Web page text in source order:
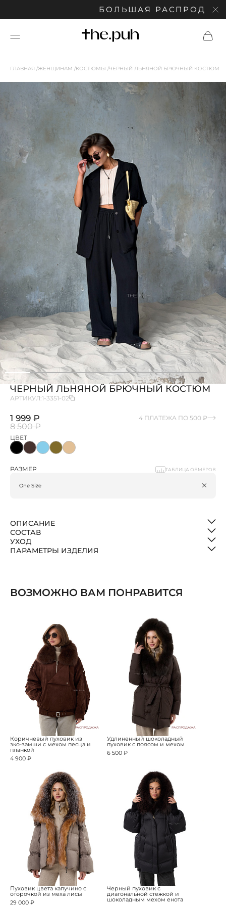
БОЛЬШАЯ РАСПРОДАЖА:
ГЛАВНАЯ ЖЕНЩИНАМ КОСТЮМЫ ЧЕРНЫЙ ЛЬНЯНОЙ БРЮЧНЫЙ КОСТЮМ
ЧЕРНЫЙ ЛЬНЯНОЙ БРЮЧНЫЙ КОСТЮМ
АРТИКУЛ:1-3351-02
1 999 ₽
8 500 ₽
4 ПЛАТЕЖА ПО 500 ₽
ЦВЕТ
РАЗМЕР ТАБЛИЦА ОБМЕРОВ
ОПИСАНИЕ
СОСТАВ
УХОД
ПАРАМЕТРЫ ИЗДЕЛИЯ
ВОЗМОЖНО ВАМ ПОНРАВИТСЯ
РАСПРОДАЖА
Коричневый пуховик из
эко-замши с мехом песца и
планкой
4 900 ₽
РАСПРОДАЖА
Удлиненный шоколадный
пуховик с поясом и мехом
6 500 ₽
Пуховик цвета капучино с
оторочкой из меха лисы
29 000 ₽
Черный пуховик с
диагональной стежкой и
шоколадным мехом енота